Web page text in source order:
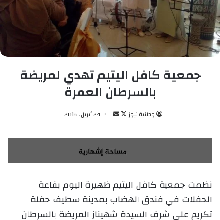
جمعية كافل اليتيم تهدي لمريضة
بالسرطان العمرة
وطنية نيوز
ت
ب
ع
ع
ى
X
س
ل
ب
ي
د
ا
24 أبريل، 2016
نظمت جمعية كافل اليتيم ظهيرة اليوم بقاعة
الحفلات في فندق الهضاب بمدينة سطيف حفلة
تكريم على شرف السيدة شهيناز المريضة بالسرطان